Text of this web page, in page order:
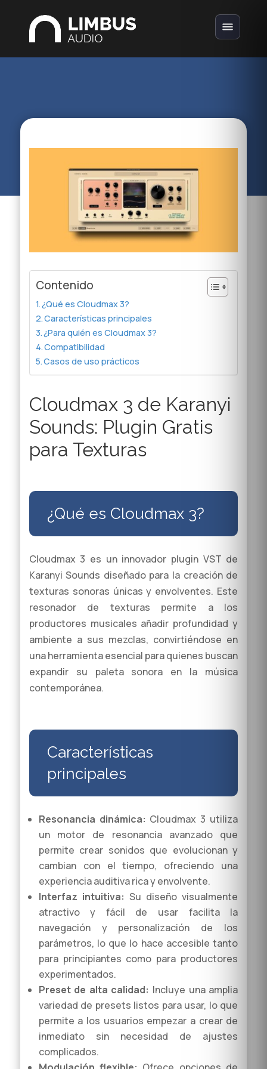
Contenido
¿Qué es Cloudmax 3?
Características principales
¿Para quién es Cloudmax 3?
Compatibilidad
Casos de uso prácticos
Cloudmax 3 de Karanyi
Sounds: Plugin Gratis
para Texturas
¿Qué es Cloudmax 3?
Cloudmax 3 es un innovador plugin VST de
Karanyi Sounds diseñado para la creación de
texturas sonoras únicas y envolventes. Este
resonador de texturas permite a los
productores musicales añadir profundidad y
ambiente a sus mezclas, convirtiéndose en
una herramienta esencial para quienes buscan
expandir su paleta sonora en la música
contemporánea.
Características
principales
Resonancia dinámica: Cloudmax 3 utiliza
un motor de resonancia avanzado que
permite crear sonidos que evolucionan y
cambian con el tiempo, ofreciendo una
experiencia auditiva rica y envolvente.
Interfaz intuitiva: Su diseño visualmente
atractivo y fácil de usar facilita la
navegación y personalización de los
parámetros, lo que lo hace accesible tanto
para principiantes como para productores
experimentados.
Preset de alta calidad: Incluye una amplia
variedad de presets listos para usar, lo que
permite a los usuarios empezar a crear de
inmediato sin necesidad de ajustes
complicados.